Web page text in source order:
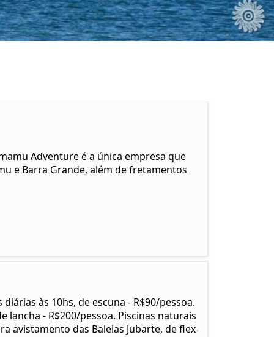
Adventure é a única empresa que
e Barra Grande, além de fretamentos
às 10hs, de escuna - R$90/pessoa.
lancha - R$200/pessoa. Piscinas naturais
avistamento das Baleias Jubarte, de flex-